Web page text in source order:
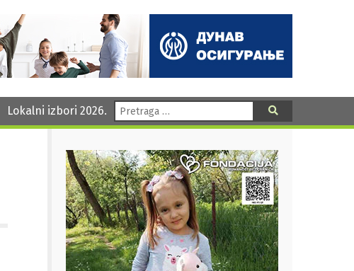
Lokalni izbori 2026. Pretraga: